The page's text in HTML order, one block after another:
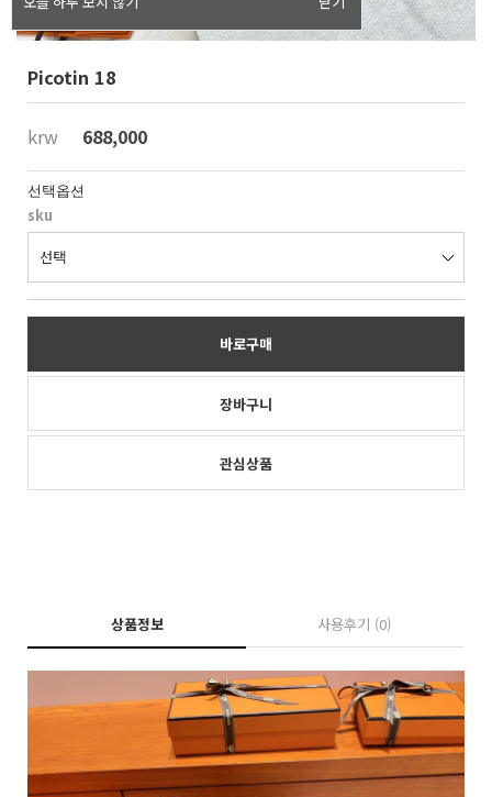
Picotin 18
krw 688,000
선택옵션
sku
바로구매
장바구니
관심상품
상품정보 사용후기 (0)